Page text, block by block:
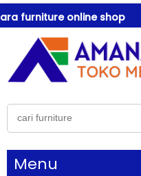
online shop
Menu